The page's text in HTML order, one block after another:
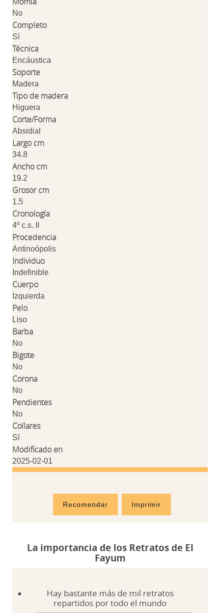
No
Completo
Sí
Técnica
Encáustica
Soporte
Madera
Tipo de madera
Higuera
Corte/Forma
Absidial
Largo cm
34.8
Ancho cm
19.2
Grosor cm
1.5
Cronología
4º c.s. II
Procedencia
Antinoópolis
Individuo
Indefinible
Cuerpo
Izquierda
Pelo
Liso
Barba
No
Bigote
No
Corona
No
Pendientes
No
Collares
Sí
Modificado en
2025-02-01
Recomendar Imprimir
La importancia de los Retratos de El
Fayum
Hay bastante más de mil retratos
repartidos por todo el mundo